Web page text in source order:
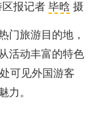
报记者 毕晗 摄
门旅游目的地，
活动丰富的特色
可见外国游客
力。